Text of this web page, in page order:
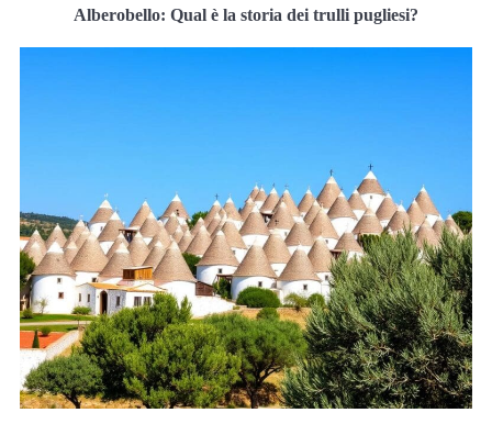
Alberobello: Qual è la storia dei trulli pugliesi?